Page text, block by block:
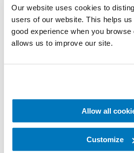
Our website uses cookies to
users of our website. This helps
good experience when you browse
allows us to improve our site.
Allow all
Customize
normes industrielles qui
activité.
Honnêteté,
Les valeurs de l'entreprise -
courage - sont le fondement et
succès d'Össur. Elles guident